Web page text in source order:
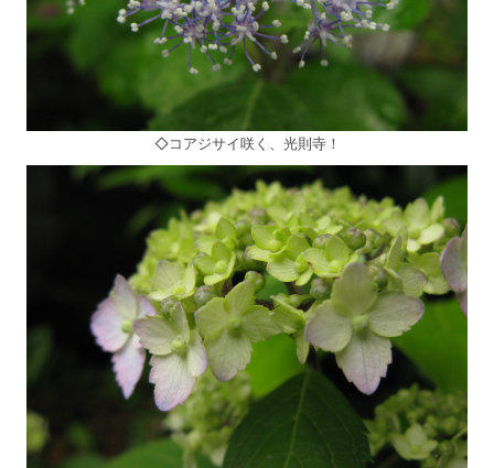
◇コアジサイ咲く、光則寺！